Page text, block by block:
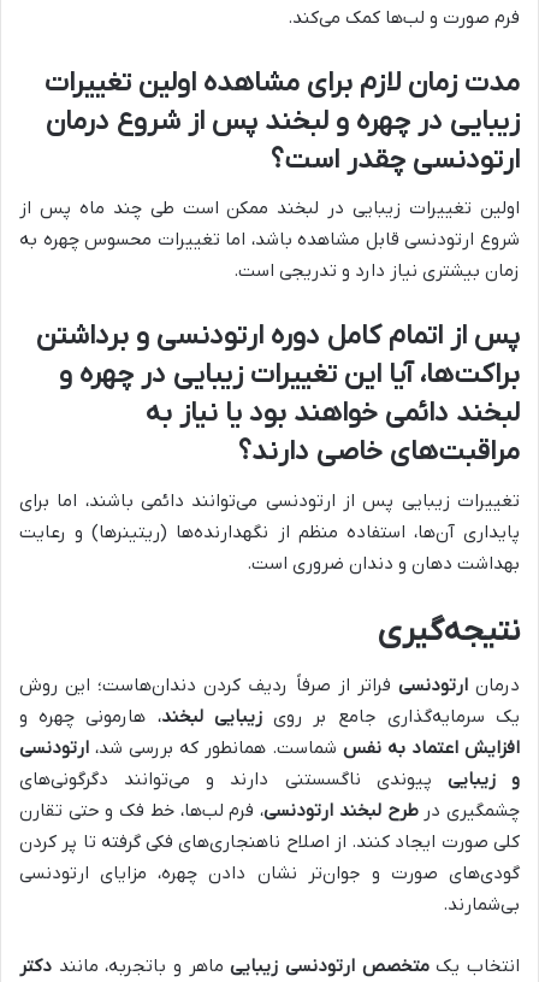
فرم صورت و لب‌ها کمک می‌کند.
مدت زمان لازم برای مشاهده اولین تغییرات
زیبایی در چهره و لبخند پس از شروع درمان
ارتودنسی چقدر است؟
اولین تغییرات زیبایی در لبخند ممکن است طی چند ماه پس از
شروع ارتودنسی قابل مشاهده باشد، اما تغییرات محسوس چهره به
زمان بیشتری نیاز دارد و تدریجی است.
پس از اتمام کامل دوره ارتودنسی و برداشتن
براکت‌ها، آیا این تغییرات زیبایی در چهره و
لبخند دائمی خواهند بود یا نیاز به
مراقبت‌های خاصی دارند؟
تغییرات زیبایی پس از ارتودنسی می‌توانند دائمی باشند، اما برای
پایداری آن‌ها، استفاده منظم از نگهدارنده‌ها (ریتینرها) و رعایت
بهداشت دهان و دندان ضروری است.
نتیجه‌گیری
درمانارتودنسی فراتر از صرفاً ردیف کردن دندان‌هاست؛ این روش
یک سرمایه‌گذاری جامع بر رویزیبایی لبخند، هارمونی چهره و
افزایش اعتماد به نفس شماست. همانطور که بررسی شد، ارتودنسی
و زیبایی پیوندی ناگسستنی دارند و می‌توانند دگرگونی‌های
چشمگیری درطرح لبخند ارتودنسی، فرم لب‌ها، خط فک و حتی تقارن
کلی صورت ایجاد کنند. از اصلاح ناهنجاری‌های فکی گرفته تا پر کردن
گودی‌های صورت و جوان‌تر نشان دادن چهره، مزایای ارتودنسی
بی‌شمارند.
انتخاب یکمتخصص ارتودنسی زیباییماهر و باتجربه، مانند دکتر